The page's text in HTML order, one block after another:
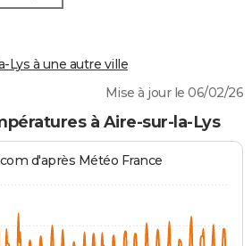
Lys à une autre ville
Mise à jour le 06/02/26
à Aire-sur-la-Lys
d'après Météo France